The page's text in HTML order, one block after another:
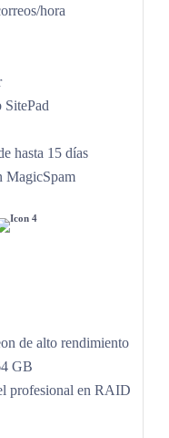
hora
hasta 15 días
MagicSpam
de alto rendimiento
GB
profesional en RAID